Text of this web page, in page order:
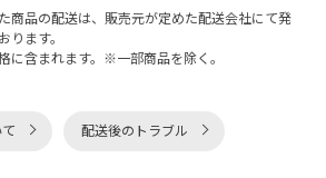
商品の配送は、販売元が定めた配送会社にて発
ります。
に含まれます。※一部商品を除く。
配送後のトラブル